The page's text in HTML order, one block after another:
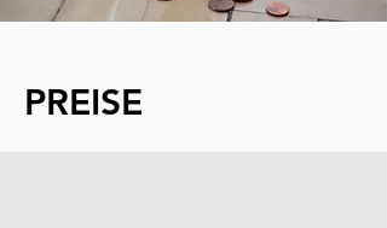
PREISE